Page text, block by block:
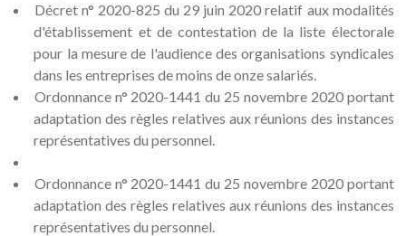
Décret n° 2020-825 du 29 juin 2020 relatif aux modalités
d'établissement et de contestation de la liste électorale
pour la mesure de l'audience des organisations syndicales
dans les entreprises de moins de onze salariés.
Ordonnance n° 2020-1441 du 25 novembre 2020 portant
adaptation des règles relatives aux réunions des instances
représentatives du personnel.
Ordonnance n° 2020-1441 du 25 novembre 2020 portant
adaptation des règles relatives aux réunions des instances
représentatives du personnel.